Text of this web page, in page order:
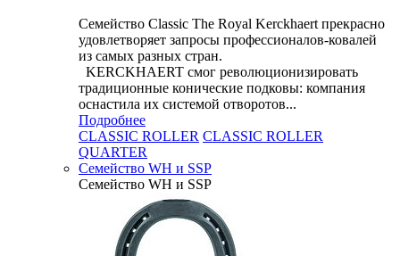
Семейство Classic The Royal Kerckhaert прекрасно
удовлетворяет запросы профессионалов-ковалей
из самых разных стран.
KERCKHAERT смог революционизировать
традиционные конические подковы: компания
оснастила их системой отворотов...
Подробнее
CLASSIC ROLLER CLASSIC ROLLER
QUARTER
Семейство WH и SSP
Семейство WH и SSP